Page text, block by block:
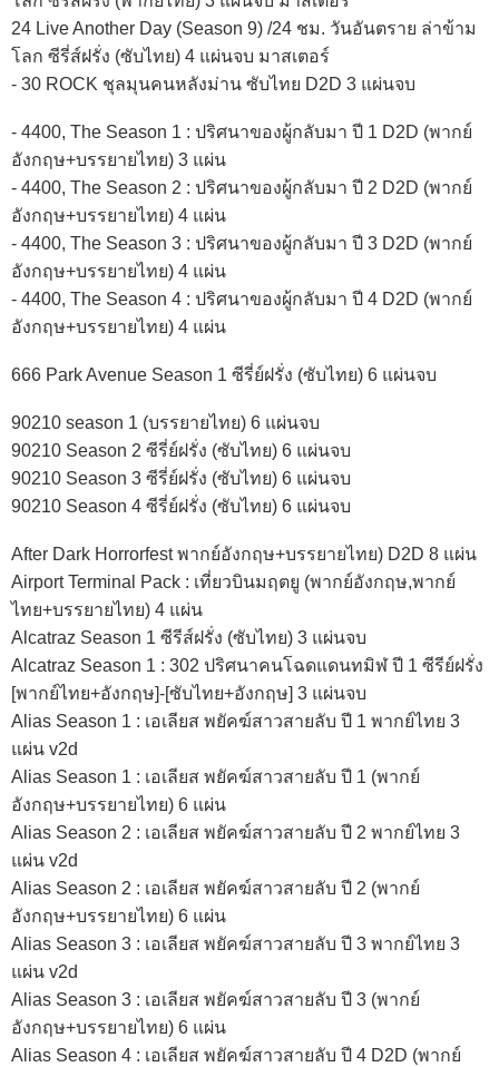
24 Live Another Day (Season 9) /24 ชม. วันอันตราย ล่าข้าม
โลก ซีรี่ส์ฝรั่ง (ซับไทย) 4 แผ่นจบ มาสเตอร์
- 30 ROCK ชุลมุนคนหลังม่าน ซับไทย D2D 3 แผ่นจบ
- 4400, The Season 1 : ปริศนาของผู้กลับมา ปี 1 D2D (พากย์
อังกฤษ+บรรยายไทย) 3 แผ่น
- 4400, The Season 2 : ปริศนาของผู้กลับมา ปี 2 D2D (พากย์
อังกฤษ+บรรยายไทย) 4 แผ่น
- 4400, The Season 3 : ปริศนาของผู้กลับมา ปี 3 D2D (พากย์
อังกฤษ+บรรยายไทย) 4 แผ่น
- 4400, The Season 4 : ปริศนาของผู้กลับมา ปี 4 D2D (พากย์
อังกฤษ+บรรยายไทย) 4 แผ่น
666 Park Avenue Season 1 ซีรี่ย์ฝรั่ง (ซับไทย) 6 แผ่นจบ
90210 season 1 (บรรยายไทย) 6 แผ่นจบ
90210 Season 2 ซีรี่ย์ฝรั่ง (ซับไทย) 6 แผ่นจบ
90210 Season 3 ซีรี่ย์ฝรั่ง (ซับไทย) 6 แผ่นจบ
90210 Season 4 ซีรี่ย์ฝรั่ง (ซับไทย) 6 แผ่นจบ
After Dark Horrorfest พากย์อังกฤษ+บรรยายไทย) D2D 8 แผ่น
Airport Terminal Pack : เที่ยวบินมฤตยู (พากย์อังกฤษ,พากย์
ไทย+บรรยายไทย) 4 แผ่น
Alcatraz Season 1 ซีรีส์ฝรั่ง (ซับไทย) 3 แผ่นจบ
Alcatraz Season 1 : 302 ปริศนาคนโฉดแดนทมิฬ ปี 1 ซีรีย์ฝรั่ง
[พากย์ไทย+อังกฤษ]-[ซับไทย+อังกฤษ] 3 แผ่นจบ
Alias Season 1 : เอเลียส พยัคฆ์สาวสายลับ ปี 1 พากย์ไทย 3
แผ่น v2d
Alias Season 1 : เอเลียส พยัคฆ์สาวสายลับ ปี 1 (พากย์
อังกฤษ+บรรยายไทย) 6 แผ่น
Alias Season 2 : เอเลียส พยัคฆ์สาวสายลับ ปี 2 พากย์ไทย 3
แผ่น v2d
Alias Season 2 : เอเลียส พยัคฆ์สาวสายลับ ปี 2 (พากย์
อังกฤษ+บรรยายไทย) 6 แผ่น
Alias Season 3 : เอเลียส พยัคฆ์สาวสายลับ ปี 3 พากย์ไทย 3
แผ่น v2d
Alias Season 3 : เอเลียส พยัคฆ์สาวสายลับ ปี 3 (พากย์
อังกฤษ+บรรยายไทย) 6 แผ่น
Alias Season 4 : เอเลียส พยัคฆ์สาวสายลับ ปี 4 D2D (พากย์